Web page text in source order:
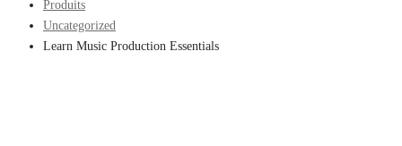
Produits
Uncategorized
Learn Music Production Essentials